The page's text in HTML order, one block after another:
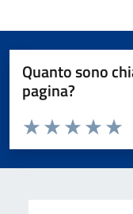
Quanto sono
pagina?
Valuta da 1 a 5 stelle la
Valuta 4
Valuta 3
Valuta 2 stelle
Valuta 1 stelle su 5